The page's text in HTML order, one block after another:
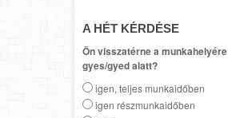
A HÉT KÉRDÉSE
Ön visszatérne a munkahelyére
gyes/gyed alatt?
igen, teljes munkaidőben
igen részmunkaidőben